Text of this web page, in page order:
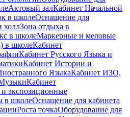
Актовый залКабинет Начальной
в школеОснащение для
холлЗона отдыха в
в школеМаркерные и меловые
в школеКабинет
Кабинет Русского Языка и
Кабинет Истории и
ЯзыкаКабинет ИЗО,
Кабинет
экспозиционные
в школеОснащение для кабинета
Роста точкаОборудование для